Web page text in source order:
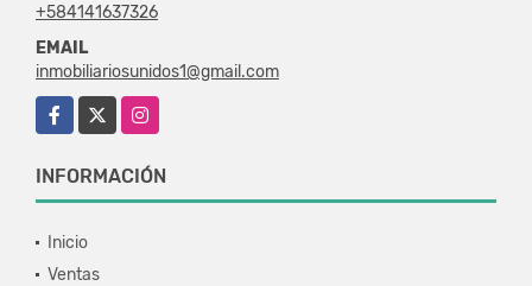
+584141637326
EMAIL
inmobiliariosunidos1@gmail.com
Facebook
Instagram
INFORMACIÓN
Inicio
Ventas